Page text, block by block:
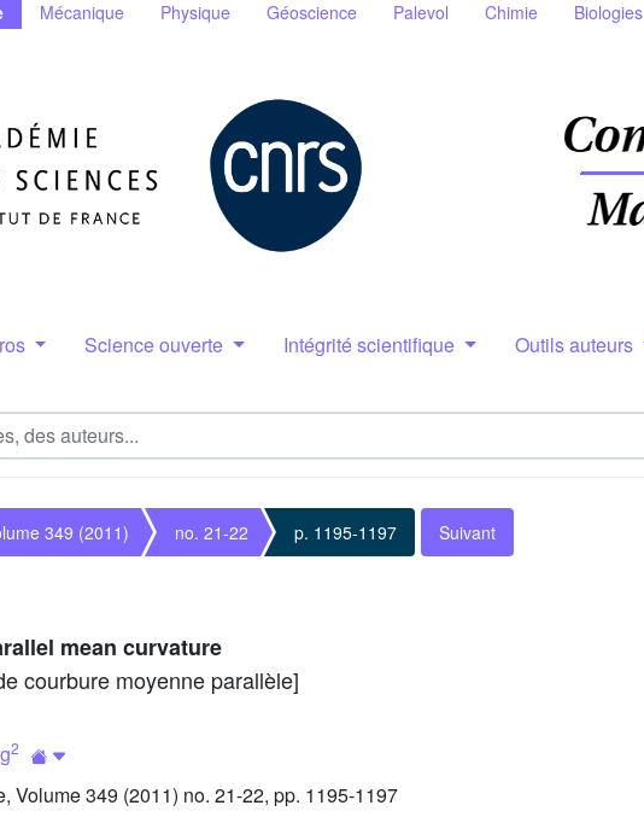
Mécanique Physique Géoscience Palevol Chimie Biologies
Science ouverte Intégrité scientifique Outils auteurs
349 (2011) no. 21-22 p. 1195-1197 Suivant
mean curvature
courbure moyenne parallèle]
2
Volume 349 (2011) no. 21-22, pp. 1195-1197